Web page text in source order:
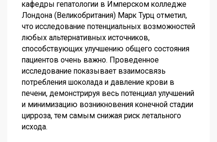
кафедры гепатологии в Имперском колледже
Лондона (Великобритания) Марк Турц отметил,
что исследование потенциальных возможностей
любых альтернативных источников,
способствующих улучшению общего состояния
пациентов очень важно. Проведенное
исследование показывает взаимосвязь
потребления шоколада и давление крови в
печени, демонстрируя весь потенциал улучшений
и минимизацию возникновения конечной стадии
цирроза, тем самым снижая риск летального
исхода.